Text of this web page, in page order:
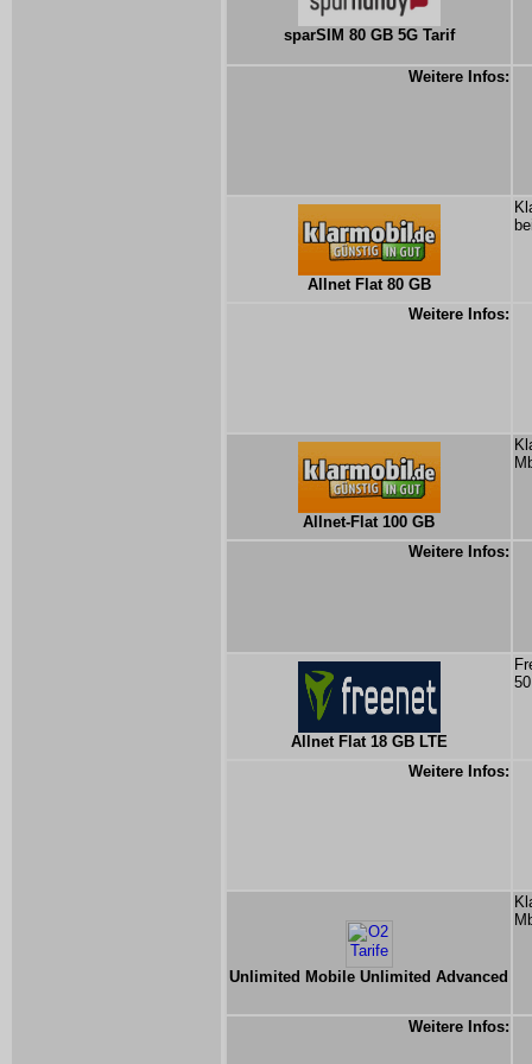
sparSIM 80 GB 5G Tarif
Weitere Infos:
Allnet Flat 80 GB
Weitere Infos:
Allnet-Flat 100 GB
Weitere Infos:
Allnet Flat 18 GB LTE
Weitere Infos:
Unlimited Mobile Unlimited Advanced
Weitere Infos: